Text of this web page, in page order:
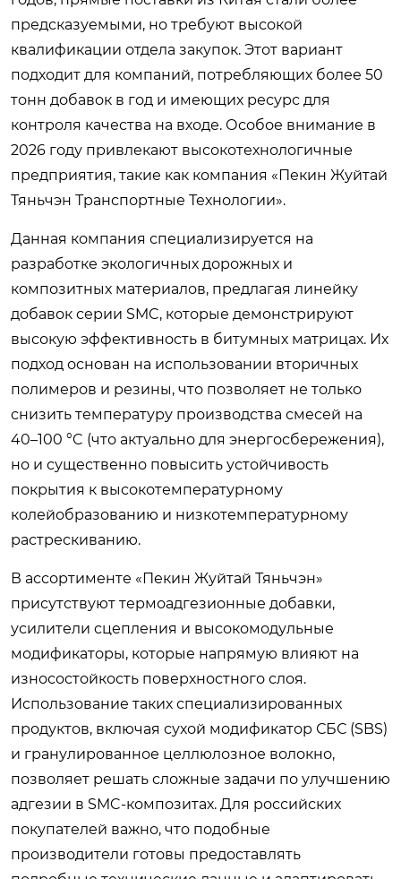
предсказуемыми, но требуют высокой
квалификации отдела закупок. Этот вариант
подходит для компаний, потребляющих более 50
тонн добавок в год и имеющих ресурс для
контроля качества на входе. Особое внимание в
2026 году привлекают высокотехнологичные
предприятия, такие как компания «Пекин Жуйтай
Тяньчэн Транспортные Технологии».
Данная компания специализируется на
разработке экологичных дорожных и
композитных материалов, предлагая линейку
добавок серии SMC, которые демонстрируют
высокую эффективность в битумных матрицах. Их
подход основан на использовании вторичных
полимеров и резины, что позволяет не только
снизить температуру производства смесей на
40–100 °C (что актуально для энергосбережения),
но и существенно повысить устойчивость
покрытия к высокотемпературному
колейобразованию и низкотемпературному
растрескиванию.
В ассортименте «Пекин Жуйтай Тяньчэн»
присутствуют термоадгезионные добавки,
усилители сцепления и высокомодульные
модификаторы, которые напрямую влияют на
износостойкость поверхностного слоя.
Использование таких специализированных
продуктов, включая сухой модификатор СБС (SBS)
и гранулированное целлюлозное волокно,
позволяет решать сложные задачи по улучшению
адгезии в SMC-композитах. Для российских
покупателей важно, что подобные
производители готовы предоставлять